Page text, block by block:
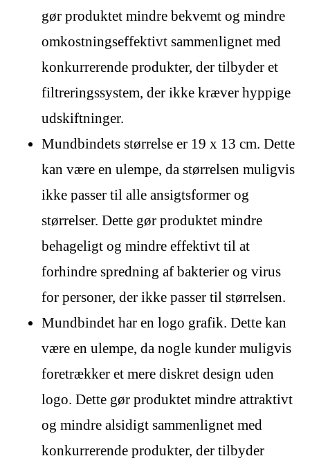
gør produktet mindre bekvemt og mindre
omkostningseffektivt sammenlignet med
konkurrerende produkter, der tilbyder et
filtreringssystem, der ikke kræver hyppige
udskiftninger.
Mundbindets størrelse er 19 x 13 cm. Dette
kan være en ulempe, da størrelsen muligvis
ikke passer til alle ansigtsformer og
størrelser. Dette gør produktet mindre
behageligt og mindre effektivt til at
forhindre spredning af bakterier og virus
for personer, der ikke passer til størrelsen.
Mundbindet har en logo grafik. Dette kan
være en ulempe, da nogle kunder muligvis
foretrækker et mere diskret design uden
logo. Dette gør produktet mindre attraktivt
og mindre alsidigt sammenlignet med
konkurrerende produkter, der tilbyder